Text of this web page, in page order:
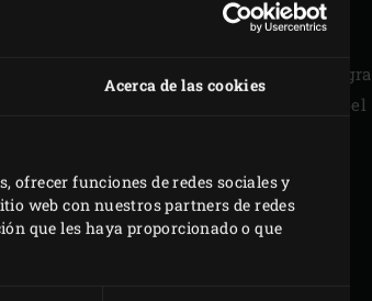
Acerca de las cookies
ofrecer funciones de redes sociales y
web con nuestros partners de redes
que les haya proporcionado o que
se alcance esta temperatura interna.
previamente y sazona con pimienta negra
6-8 minutos, envuelto levemente en papel